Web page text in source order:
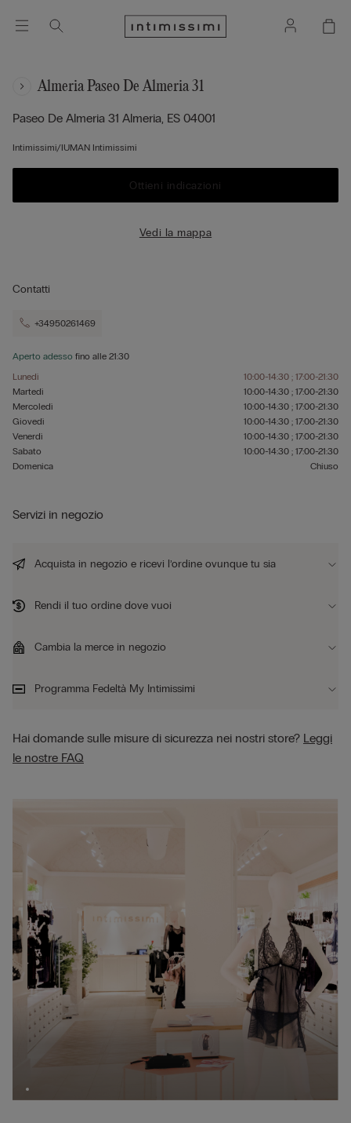
Almeria Paseo De Almeria 31
Paseo De Almeria 31 Almeria, ES 04001
Intimissimi/IUMAN Intimissimi
Ottieni indicazioni
Vedi la mappa
Contatti
+34950261469
Aperto adesso fino alle 21:30
Lunedì
10:00-14:30 ; 17:00-21:30
Martedì
10:00-14:30 ; 17:00-21:30
Mercoledì
10:00-14:30 ; 17:00-21:30
Giovedì
10:00-14:30 ; 17:00-21:30
Venerdì
10:00-14:30 ; 17:00-21:30
Sabato
10:00-14:30 ; 17:00-21:30
Domenica
Chiuso
Servizi in negozio
Acquista in negozio e ricevi l’ordine ovunque tu sia
Rendi il tuo ordine dove vuoi
Cambia la merce in negozio
Programma Fedeltà My Intimissimi
Hai domande sulle misure di sicurezza nei nostri store? Leggi
le nostre FAQ